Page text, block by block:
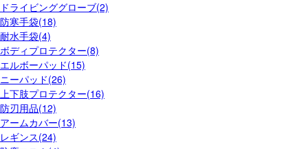
ドライビンググローブ(2)
防寒手袋(18)
耐水手袋(4)
ボディプロテクター(8)
エルボーパッド(15)
ニーパッド(26)
上下肢プロテクター(16)
防刃用品(12)
アームカバー(13)
レギンス(24)